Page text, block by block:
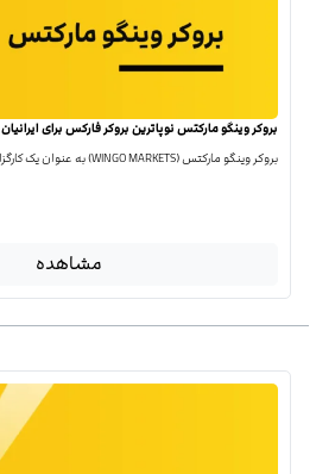
بروکر وینگو مارکتس نوپاترین بروکر فارکس برای ایرانیان
بروکر وینگو مارکتس (WINGO MARKETS) به عنوان یک کارگزاری فعال در بازارهای مالی
مشاهده